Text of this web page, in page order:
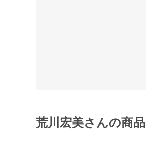
荒川宏美さんの商品